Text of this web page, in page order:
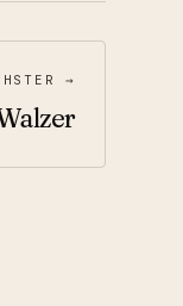
→